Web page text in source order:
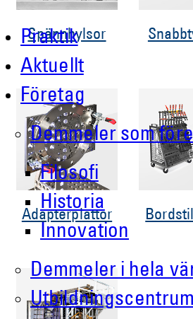
Praktik
Aktuellt
Företag
Demmeler som
Filosofi
Historia
Innovation
Demmeler i hela
Utbildningscentrum
Spännhylsor
Adapterplattor